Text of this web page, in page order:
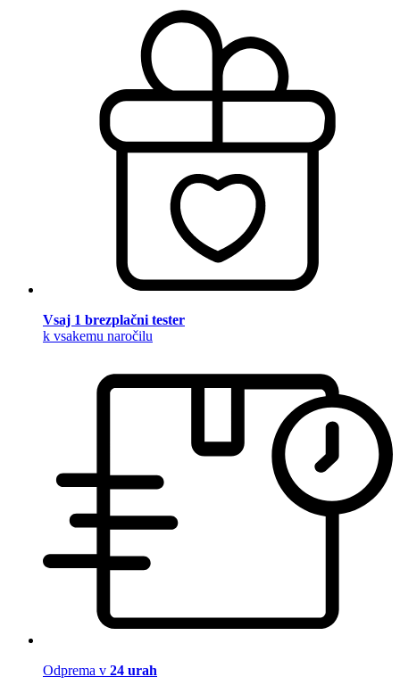
Vsaj 1 brezplačni tester
k vsakemu naročilu
Odprema v 24 urah